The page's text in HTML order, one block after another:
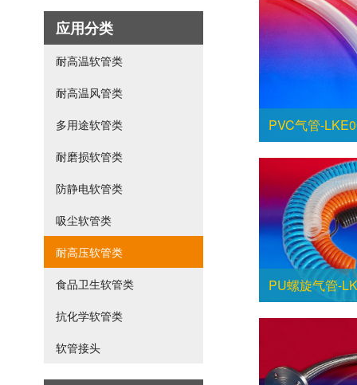
应用分类
耐高温软管类
耐高温风管类
多用途软管类
耐磨损软管类
防静电软管类
吸尘软管类
耐高压软管类
食品卫生软管类
抗化学软管类
软管接头
PVC气管-
PU螺旋气管-